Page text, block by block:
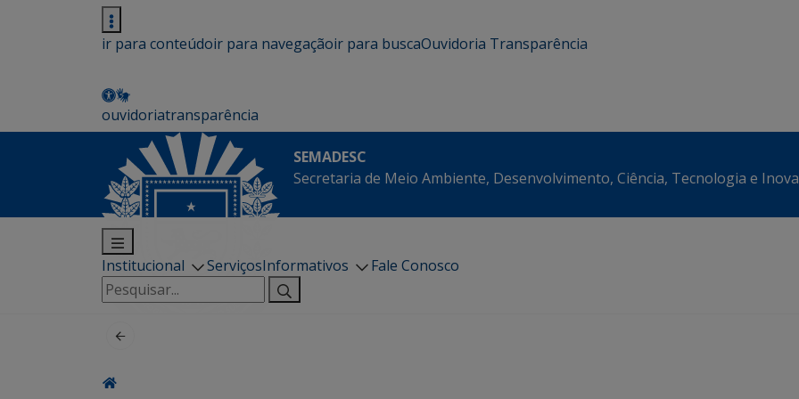
ir para conteúdoir para navegaçãoir para buscaOuvidoria Transparência
ouvidoriatransparência
SEMADESC
Secretaria de Meio Ambiente, Desenvolvimento, Ciência, Tecnologia e
Institucional ServiçosInformativos
Fale Conosco
Pesquisar
por: